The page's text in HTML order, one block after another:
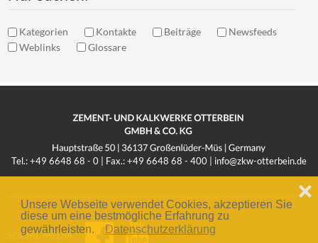
Unsere Webseite verwendet Cookies, akzeptieren Sie
diese um eine bestmögliche Erfahrung zu
gewährleisten.
Datenschutzerklärung
❌
Kategorien Kontakte Beiträge
Newsfeeds
Weblinks
Glossare
Tel.: +49 6648 68 - 0 | Fax.: +49 6648 68 - 400 | info@zkw-otterbein.de
SOCIAL MEDIA